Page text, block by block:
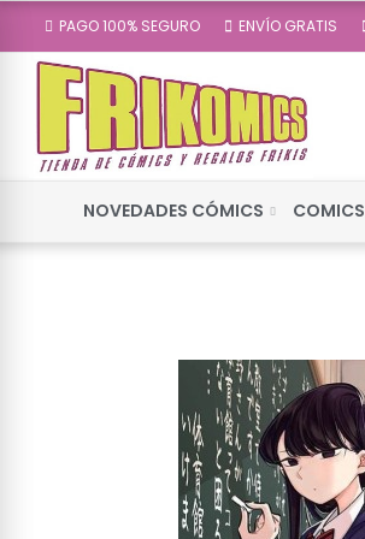
PAGO 100% SEGURO ENVÍO GRATIS
NOVEDADES CÓMICS COMICS